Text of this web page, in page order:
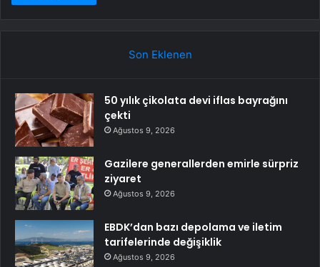
Son Eklenen
50 yılık çikolata devi iflas bayrağını
çekti
Ağustos 9, 2026
Gazilere generallerden emirle sürpriz
ziyaret
Ağustos 9, 2026
EBDK’dan bazı depolama ve iletim
tarifelerinde değişiklik
Ağustos 9, 2026